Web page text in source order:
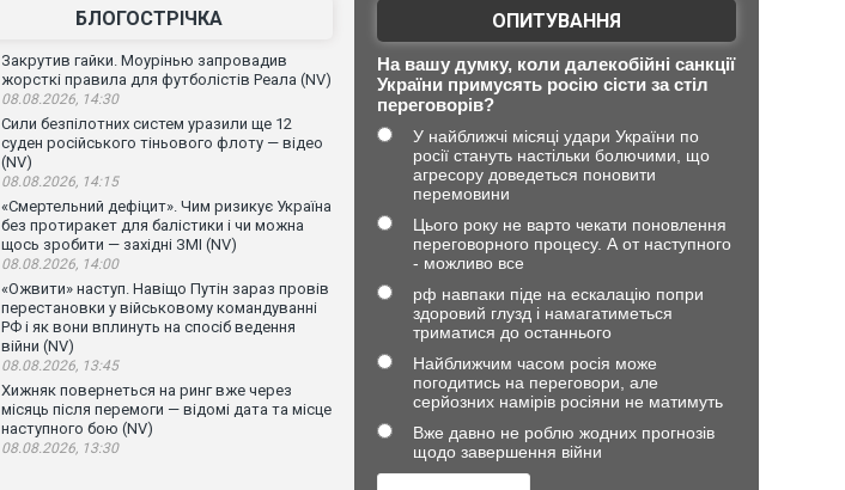
БЛОГОСТРІЧКА
Закрутив гайки. Моурінью запровадив
жорсткі правила для футболістів Реала (NV)
08.08.2026, 14:30
Сили безпілотних систем уразили ще 12
суден російського тіньового флоту — відео
(NV)
08.08.2026, 14:15
«Смертельний дефіцит». Чим ризикує Україна
без протиракет для балістики і чи можна
щось зробити — західні ЗМІ (NV)
08.08.2026, 14:00
«Ожвити» наступ. Навіщо Путін зараз провів
перестановки у військовому командуванні
РФ і як вони вплинуть на спосіб ведення
війни (NV)
08.08.2026, 13:45
Хижняк повернеться на ринг вже через
місяць після перемоги — відомі дата та місце
наступного бою (NV)
08.08.2026, 13:30
ОПИТУВАННЯ
На вашу думку, коли далекобійні санкції
України примусять росію сісти за стіл
переговорів?
У найближчі місяці удари України по
росії стануть настільки болючими, що
агресору доведеться поновити
перемовини
Цього року не варто чекати поновлення
переговорного процесу. А от наступного
- можливо все
рф навпаки піде на ескалацію попри
здоровий глузд і намагатиметься
триматися до останнього
Найближчим часом росія може
погодитись на переговори, але
серйозних намірів росіяни не матимуть
Вже давно не роблю жодних прогнозів
щодо завершення війни